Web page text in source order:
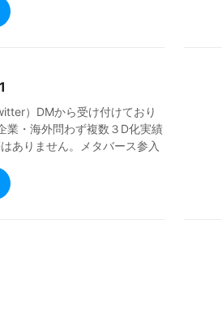
pixiv.me/teaf BOOTH:h
）DMから受け付けており
業・海外問わず複数３D化実績
ありません。メタバース参入
デル様、プロイラストレータ
ってます。 Twitter&YouTube